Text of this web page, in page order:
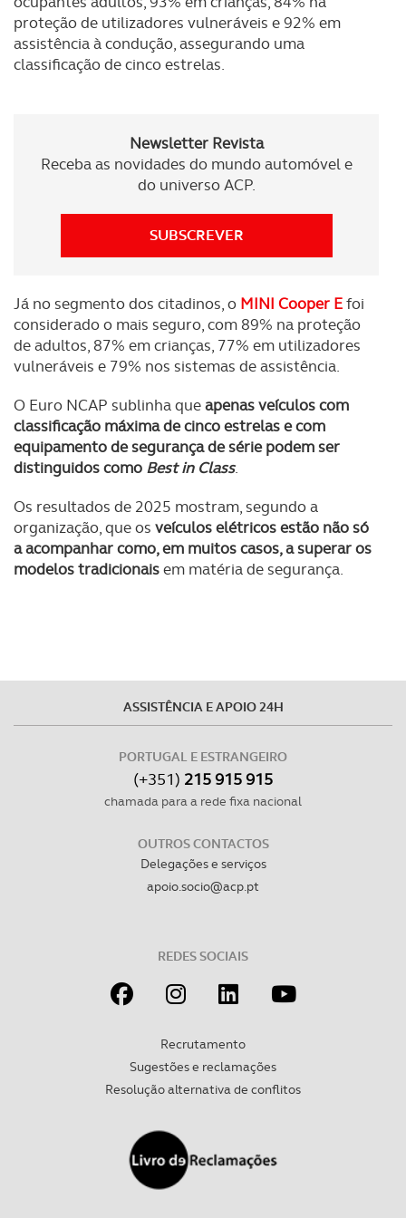
necessário no contexto dos serviços a prestar.
Realçamos que o bloqueio de certo tipo de Cookies e
tecnologias similares pode ter impacto na sua
Consulte a política de cookies do site.
proteção de utilizadores vulneráveis e 92% em
assistência à condução, assegurando uma
classificação de cinco estrelas.
Newsletter Revista
Receba as novidades do mundo automóvel e
do universo ACP.
SUBSCREVER
Já no segmento dos citadinos, o MINI Cooper Efoi
considerado o mais seguro, com 89% na proteção
de adultos, 87% em crianças, 77% em utilizadores
vulneráveis e 79% nos sistemas de assistência.
O Euro NCAP sublinha queapenas veículos com
classificação máxima de cinco estrelas e com
equipamento de segurança de série podem ser
distinguidos como Best in Class.
Os resultados de 2025 mostram, segundo a
organização, que os veículos elétricos estão não só
a acompanhar como, em muitos casos, a superar os
modelos tradicionaisem matéria de segurança.
ASSISTÊNCIA E APOIO 24H
PORTUGAL E ESTRANGEIRO
(+351) 215 915 915
chamada para a rede fixa nacional
OUTROS CONTACTOS
Delegações e serviços
apoio.socio@acp.pt
REDES SOCIAIS
Recrutamento
Sugestões e reclamações
Resolução alternativa de conflitos